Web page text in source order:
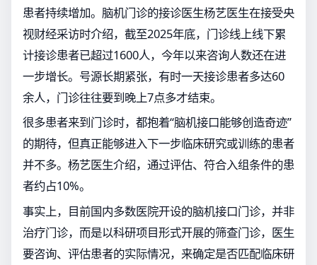
患者持续增加。脑机门诊的接诊医生杨艺医生在接受央
视财经采访时介绍，截至2025年底，门诊线上线下累
计接诊患者已超过1600人，今年以来咨询人数还在进
一步增长。号源长期紧张，有时一天接诊患者多达60
余人，门诊往往要到晚上7点多才结束。
很多患者来到门诊时，都抱着“脑机接口能够创造奇迹”
的期待，但真正能够进入下一步临床研究或训练的患者
并不多。杨艺医生介绍，通过评估、符合入组条件的患
者约占10%。
事实上，目前国内多数医院开设的脑机接口门诊，并非
治疗门诊，而是以科研项目形式开展的筛查门诊，医生
要咨询、评估患者的实际情况，来确定是否匹配临床研